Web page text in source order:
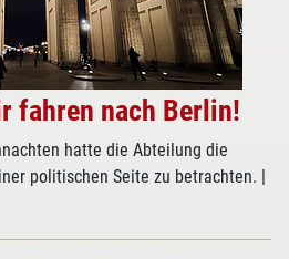
fahren nach Berlin!
hatte die Abteilung die
politischen Seite zu betrachten. |